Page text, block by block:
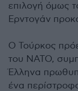
επιλογή όμως
Ερντογάν
Ο Τούρκος
του ΝΑΤΟ,
Έλληνα
ένα